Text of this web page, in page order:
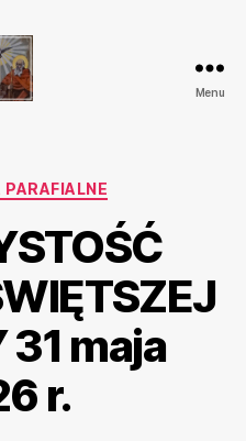
Trójcy
w
Ostrówku
Menu
Kategorie
31 maja
r.